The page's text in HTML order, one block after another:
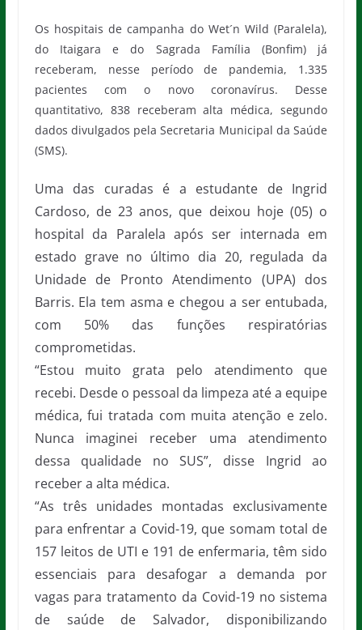
Os hospitais de campanha do Wet´n Wild (Paralela),
do Itaigara e do Sagrada Família (Bonfim) já
receberam, nesse período de pandemia, 1.335
pacientes com o novo coronavírus. Desse
quantitativo, 838 receberam alta médica, segundo
dados divulgados pela Secretaria Municipal da Saúde
(SMS).
Uma das curadas é a estudante de Ingrid
Cardoso, de 23 anos, que deixou hoje (05) o
hospital da Paralela após ser internada em
estado grave no último dia 20, regulada da
Unidade de Pronto Atendimento (UPA) dos
Barris. Ela tem asma e chegou a ser entubada,
com 50% das funções respiratórias
comprometidas.
“Estou muito grata pelo atendimento que
recebi. Desde o pessoal da limpeza até a equipe
médica, fui tratada com muita atenção e zelo.
Nunca imaginei receber uma atendimento
dessa qualidade no SUS”, disse Ingrid ao
receber a alta médica.
“As três unidades montadas exclusivamente
para enfrentar a Covid-19, que somam total de
157 leitos de UTI e 191 de enfermaria, têm sido
essenciais para desafogar a demanda por
vagas para tratamento da Covid-19 no sistema
de saúde de Salvador, disponibilizando